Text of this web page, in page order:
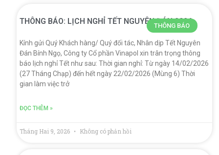
THÔNG BÁO
THÔNG BÁO: LỊCH NGHỈ TẾT NGUYÊN ĐÁN 2026
Kính gửi Quý Khách hàng/ Quý đối tác, Nhân dịp Tết Nguyên
Đán Bính Ngọ, Công ty Cổ phần Vinapol xin trân trọng thông
báo lịch nghỉ Tết như sau: Thời gian nghỉ: Từ ngày 14/02/2026
(27 Tháng Chạp) đến hết ngày 22/02/2026 (Mùng 6) Thời
gian làm việc trở
ĐỌC THÊM »
Tháng Hai 9, 2026 Không có phản hồi